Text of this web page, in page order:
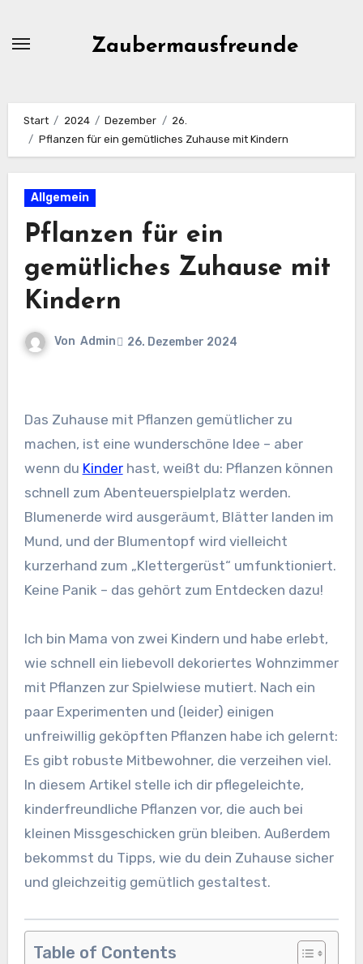
Zaubermausfreunde
Start 2024 Dezember
26.
Pflanzen für ein gemütliches Zuhause mit Kindern
Allgemein
Pflanzen für ein
gemütliches Zuhause mit
Kindern
Von Admin 26. Dezember 2024
Das Zuhause mit Pflanzen gemütlicher zu
machen, ist eine wunderschöne Idee – aber
wenn du Kinderhast, weißt du: Pflanzen können
schnell zum Abenteuerspielplatz werden.
Blumenerde wird ausgeräumt, Blätter landen im
Mund, und der Blumentopf wird vielleicht
kurzerhand zum „Klettergerüst“ umfunktioniert.
Keine Panik – das gehört zum Entdecken dazu!
Ich bin Mama von zwei Kindern und habe erlebt,
wie schnell ein liebevoll dekoriertes Wohnzimmer
mit Pflanzen zur Spielwiese mutiert. Nach ein
paar Experimenten und (leider) einigen
unfreiwillig geköpften Pflanzen habe ich gelernt:
Es gibt robuste Mitbewohner, die verzeihen viel.
In diesem Artikel stelle ich dir pflegeleichte,
kinderfreundliche Pflanzen vor, die auch bei
kleinen Missgeschicken grün bleiben. Außerdem
bekommst du Tipps, wie du dein Zuhause sicher
und gleichzeitig gemütlich gestaltest.
Table of Contents